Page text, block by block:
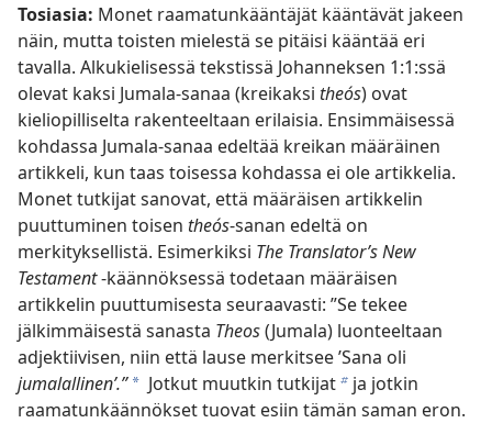
Tosiasia: Monet raamatunkääntäjät kääntävät jakeen
näin, mutta toisten mielestä se pitäisi kääntää eri
tavalla. Alkukielisessä tekstissä Johanneksen 1:1:ssä
olevat kaksi Jumala-sanaa (kreikaksi theós) ovat
kieliopilliselta rakenteeltaan erilaisia. Ensimmäisessä
kohdassa Jumala-sanaa edeltää kreikan määräinen
artikkeli, kun taas toisessa kohdassa ei ole artikkelia.
Monet tutkijat sanovat, että määräisen artikkelin
puuttuminen toisen theós-sanan edeltä on
merkityksellistä. Esimerkiksi The Translator’s New
Testament-käännöksessä todetaan määräisen
artikkelin puuttumisesta seuraavasti: ”Se tekee
jälkimmäisestä sanasta Theos(Jumala) luonteeltaan
adjektiivisen, niin että lause merkitsee ’Sana oli
jumalallinen’.” a Jotkut muutkin tutkijatb ja jotkin
raamatunkäännökset tuovat esiin tämän saman eron.